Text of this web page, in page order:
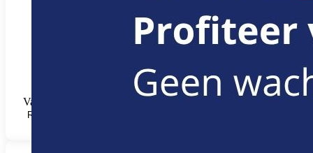
Vanaf € 8,63 /u (+ Startup-fee € 42,35)
RESERVEREN